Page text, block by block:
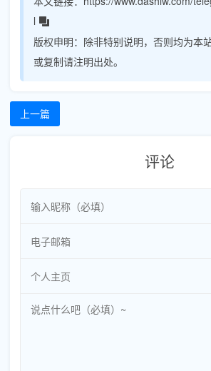
l
版权申明： 除非特别说明，否则均为本
或复制请注明出处。
上一篇
评论